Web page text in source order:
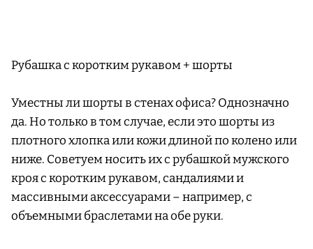
Рубашка с коротким рукавом + шорты
Уместны ли шорты в стенах офиса? Однозначно
да. Но только в том случае, если это шорты из
плотного хлопка или кожи длиной по колено или
ниже. Советуем носить их с рубашкой мужского
кроя с коротким рукавом, сандалиями и
массивными аксессуарами – например, с
объемными браслетами на обе руки.